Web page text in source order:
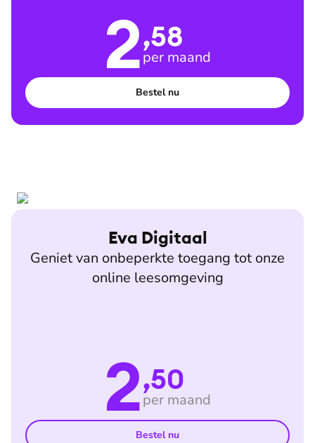
2,58
per maand
Bestel nu
Eva Digitaal
Geniet van onbeperkte toegang tot onze
online leesomgeving
2,50
per maand
Bestel nu